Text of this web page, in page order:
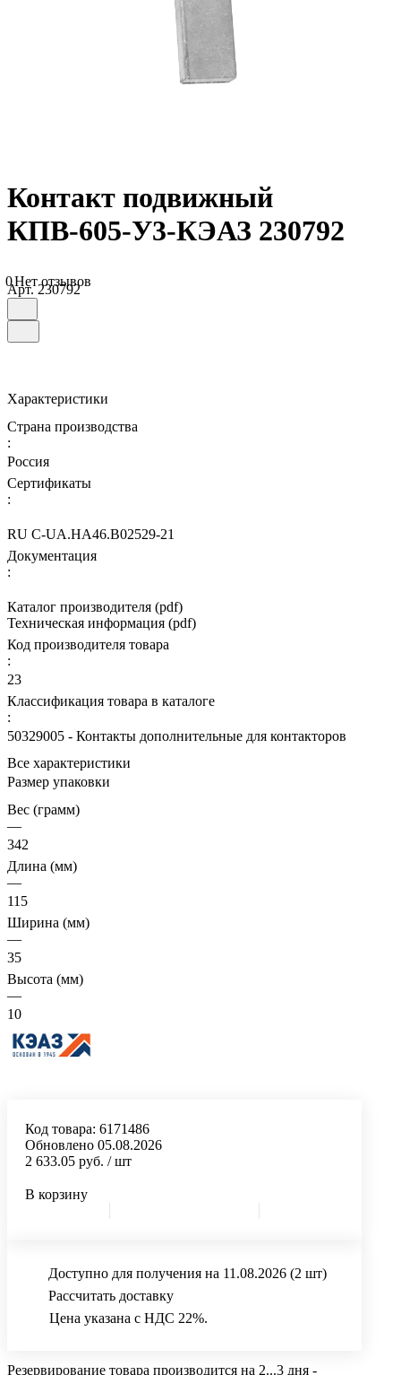
Контакт подвижный
КПВ-605-У3-КЭАЗ 230792
0Нет отзывов
Арт.230792
Характеристики
Страна производства
:
Россия
Сертификаты
:
RU C-UA.НА46.B02529-21
Документация
:
Каталог производителя (pdf)
Техническая информация (pdf)
Код производителя товара
:
23
Классификация товара в каталоге
:
50329005 - Контакты дополнительные для контакторов
Все характеристики
Размер упаковки
Вес (грамм)
—
342
Длина (мм)
—
115
Ширина (мм)
—
35
Высота (мм)
—
10
Код товара: 6171486
Обновлено 05.08.2026
2 633.05 руб. / шт
В корзину
Доступно для получения на 11.08.2026 (2 шт)
Рассчитать доставку
Цена указана с НДС 22%.
Резервирование товара производится на 2...3 дня -